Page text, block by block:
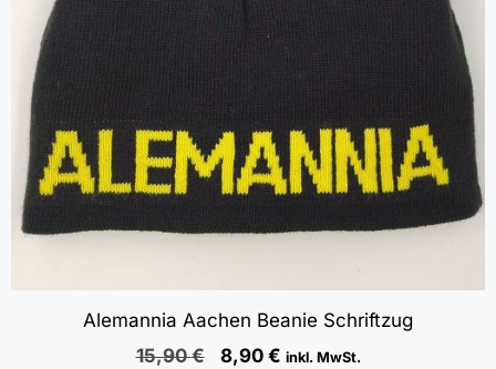
Alemannia Aachen Beanie Schriftzug
15,90€
Ursprünglicher
8,90 €Aktueller
inkl. MwSt.